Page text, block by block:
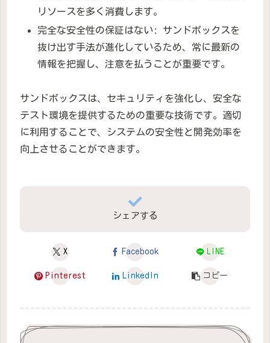
リソースを多く消費します。
完全な安全性の保証はない: サンドボックスを
抜け出す手法が進化しているため、常に最新の
情報を把握し、注意を払うことが重要です。
サンドボックスは、セキュリティを強化し、安全な
テスト環境を提供するための重要な技術です。適切
に利用することで、システムの安全性と開発効率を
向上させることができます。
シェアする
X Facebook LINE
Pinterest LinkedIn コピー